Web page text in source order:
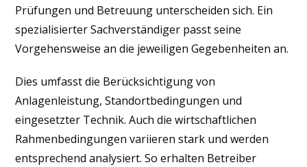
Prüfungen und Betreuung unterscheiden sich. Ein
spezialisierter Sachverständiger passt seine
Vorgehensweise an die jeweiligen Gegebenheiten an.
Dies umfasst die Berücksichtigung von
Anlagenleistung, Standortbedingungen und
eingesetzter Technik. Auch die wirtschaftlichen
Rahmenbedingungen variieren stark und werden
entsprechend analysiert. So erhalten Betreiber